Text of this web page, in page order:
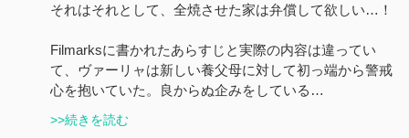
それはそれとして、全焼させた家は弁償して欲しい…！
Filmarksに書かれたあらすじと実際の内容は違ってい
て、ヴァーリャは新しい養父母に対して初っ端から警戒
心を抱いていた。良からぬ企みをしている…
>>続きを読む